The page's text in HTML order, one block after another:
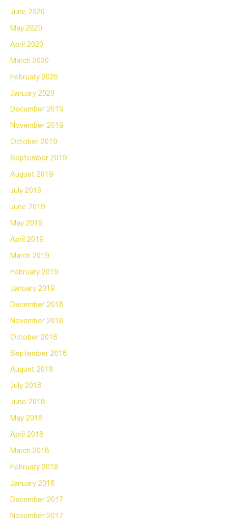
June 2020
May 2020
April 2020
March 2020
February 2020
January 2020
December 2019
November 2019
October 2019
September 2019
August 2019
July 2019
June 2019
May 2019
April 2019
March 2019
February 2019
January 2019
December 2018
November 2018
October 2018
September 2018
August 2018
July 2018
June 2018
May 2018
April 2018
March 2018
February 2018
January 2018
December 2017
November 2017